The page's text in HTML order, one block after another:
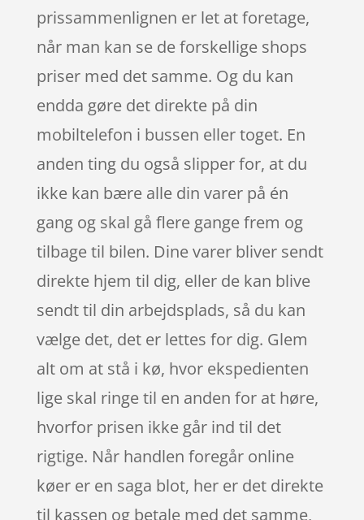
prissammenlignen er let at foretage,
når man kan se de forskellige shops
priser med det samme. Og du kan
endda gøre det direkte på din
mobiltelefon i bussen eller toget. En
anden ting du også slipper for, at du
ikke kan bære alle din varer på én
gang og skal gå flere gange frem og
tilbage til bilen. Dine varer bliver sendt
direkte hjem til dig, eller de kan blive
sendt til din arbejdsplads, så du kan
vælge det, det er lettes for dig. Glem
alt om at stå i kø, hvor ekspedienten
lige skal ringe til en anden for at høre,
hvorfor prisen ikke går ind til det
rigtige. Når handlen foregår online
køer er en saga blot, her er det direkte
til kassen og betale med det samme,